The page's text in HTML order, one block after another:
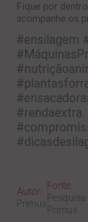
Fique por
acompanhe os
#ensilagem
#rendaextra
Autor:
Primus
Fonte:
Pesquisa
Primus